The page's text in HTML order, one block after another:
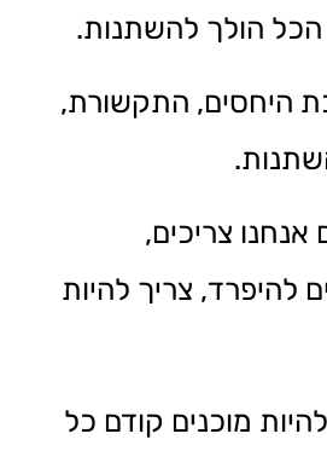
הולך להשתנות.
היחסים, התקשורת,
אנחנו צריכים,
להיפרד, צריך להיות
להיות מוכנים קודם כל